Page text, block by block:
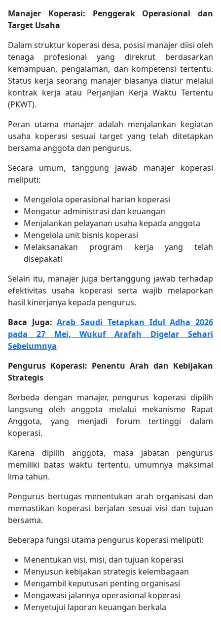
Manajer Koperasi: Penggerak Operasional dan
Target Usaha
Dalam struktur koperasi desa, posisi manajer diisi oleh
tenaga profesional yang direkrut berdasarkan
kemampuan, pengalaman, dan kompetensi tertentu.
Status kerja seorang manajer biasanya diatur melalui
kontrak kerja atau Perjanjian Kerja Waktu Tertentu
(PKWT).
Peran utama manajer adalah menjalankan kegiatan
usaha koperasi sesuai target yang telah ditetapkan
bersama anggota dan pengurus.
Secara umum, tanggung jawab manajer koperasi
meliputi:
Mengelola operasional harian koperasi
Mengatur administrasi dan keuangan
Menjalankan pelayanan usaha kepada anggota
Mengelola unit bisnis koperasi
Melaksanakan program kerja yang telah
disepakati
Selain itu, manajer juga bertanggung jawab terhadap
efektivitas usaha koperasi serta wajib melaporkan
hasil kinerjanya kepada pengurus.
Baca Juga:Arab Saudi Tetapkan Idul Adha 2026
pada 27 Mei, Wukuf Arafah Digelar Sehari
Sebelumnya
Pengurus Koperasi: Penentu Arah dan Kebijakan
Strategis
Berbeda dengan manajer, pengurus koperasi dipilih
langsung oleh anggota melalui mekanisme Rapat
Anggota, yang menjadi forum tertinggi dalam
koperasi.
Karena dipilih anggota, masa jabatan pengurus
memiliki batas waktu tertentu, umumnya maksimal
lima tahun.
Pengurus bertugas menentukan arah organisasi dan
memastikan koperasi berjalan sesuai visi dan tujuan
bersama.
Beberapa fungsi utama pengurus koperasi meliputi:
Menentukan visi, misi, dan tujuan koperasi
Menyusun kebijakan strategis kelembagaan
Mengambil keputusan penting organisasi
Mengawasi jalannya operasional koperasi
Menyetujui laporan keuangan berkala